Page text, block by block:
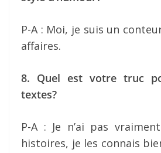
P-A : Moi, je suis un
affaires.
8. Quel est votre truc
textes?
P-A : Je n’ai pas
histoires, je les connais